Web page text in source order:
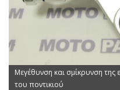
Μεγέθυνση και σμίκρυνση της
του ποντικιού